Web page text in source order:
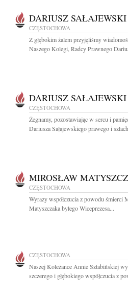
DARIUSZ SAŁAJEWSKI
CZĘSTOCHOWA
Z głębokim żalem przyjęliśmy
Naszego Kolegi, Radcy Prawnego
DARIUSZ SAŁAJEWSKI
CZĘSTOCHOWA
Żegnamy, pozostawiając w sercu i
Dariusza Sałajewskiego prawego i
MIROSŁAW
CZĘSTOCHOWA
Wyrazy współczucia z powodu śmierci
Matyszczaka byłego Wiceprezesa...
CZĘSTOCHOWA
Naszej Koleżance Annie Sztabińskiej
szczerego i głębokiego współczucia z